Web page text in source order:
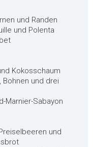
und Randen
und Polenta
Kokosschaum
Bohnen und drei
Marnier-Sabayon
und